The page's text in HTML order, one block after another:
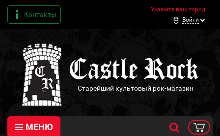
Контакты
Укажите ваш город
Войти
Старейший культовый рок-магазин
МЕНЮ